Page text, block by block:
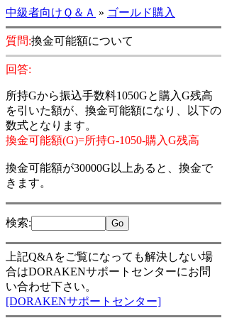
中級者向けＱ＆Ａ » ゴールド購入
質問:換金可能額について
回答:
所持Gから振込手数料1050Gと購入G残高
を引いた額が、換金可能額になり、以下の
数式となります。
換金可能額(G)=所持G-1050-購入G残高
換金可能額が30000G以上あると、換金で
きます。
検索:
上記Q&Aをご覧になっても解決しない場
合はDORAKENサポートセンターにお問
い合わせ下さい。
[DORAKENサポートセンター]